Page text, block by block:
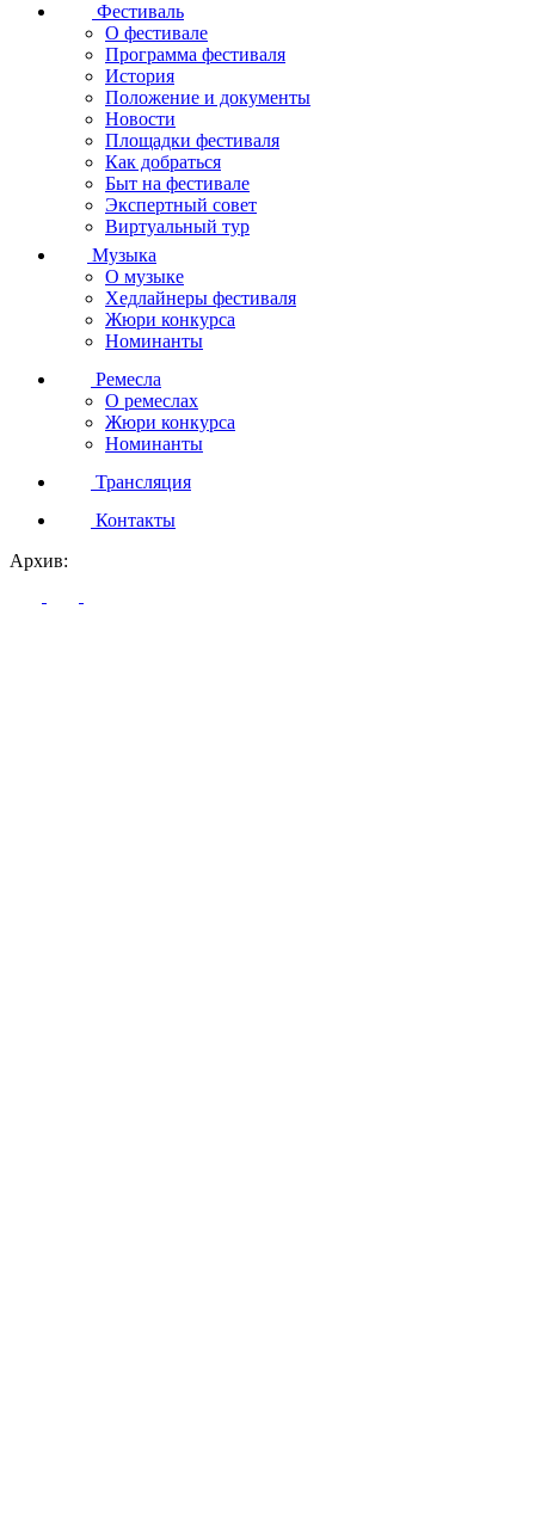
Фестиваль
О фестивале
Программа фестиваля
История
Положение и документы
Новости
Площадки фестиваля
Как добраться
Быт на фестивале
Экспертный совет
Виртуальный тур
Музыка
О музыке
Хедлайнеры фестиваля
Жюри конкурса
Номинанты
Ремесла
О ремеслах
Жюри конкурса
Номинанты
Трансляция
Контакты
Архив: